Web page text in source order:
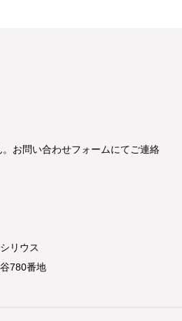
お問い合わせフォームにてご連絡
リウス
780番地